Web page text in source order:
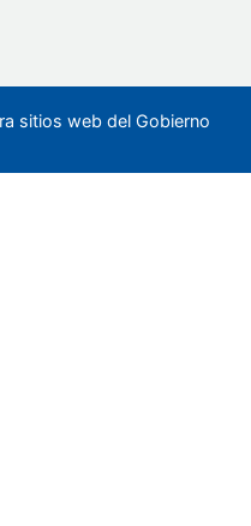
sitios web del Gobierno